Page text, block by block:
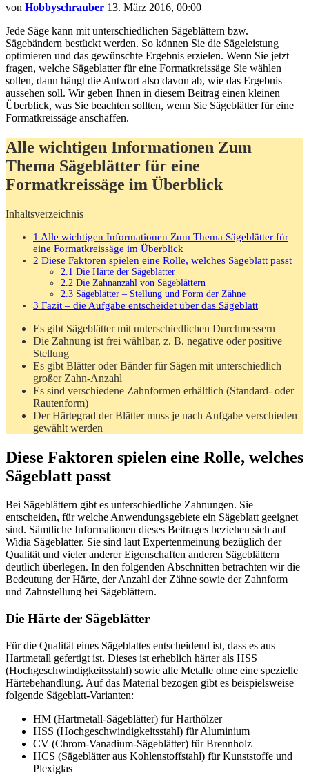
von Hobbyschrauber 13. März 2016, 00:00
Jede Säge kann mit unterschiedlichen Sägeblättern bzw.
Sägebändern bestückt werden. So können Sie die Sägeleistung
optimieren und das gewünschte Ergebnis erzielen. Wenn Sie jetzt
fragen, welche Sägeblatter für eine Formatkreissäge Sie wählen
sollen, dann hängt die Antwort also davon ab, wie das Ergebnis
aussehen soll. Wir geben Ihnen in diesem Beitrag einen kleinen
Überblick, was Sie beachten sollten, wenn Sie Sägeblätter für eine
Formatkreissäge anschaffen.
Alle wichtigen Informationen Zum
Thema Sägeblätter für eine
Formatkreissäge im Überblick
Inhaltsverzeichnis
1 Alle wichtigen Informationen Zum Thema Sägeblätter für
eine Formatkreissäge im Überblick
2 Diese Faktoren spielen eine Rolle, welches Sägeblatt passt
2.1 Die Härte der Sägeblätter
2.2 Die Zahnanzahl von Sägeblättern
2.3 Sägeblätter – Stellung und Form der Zähne
3 Fazit – die Aufgabe entscheidet über das Sägeblatt
Es gibt Sägeblätter mit unterschiedlichen Durchmessern
Die Zahnung ist frei wählbar, z. B. negative oder positive
Stellung
Es gibt Blätter oder Bänder für Sägen mit unterschiedlich
großer Zahn-Anzahl
Es sind verschiedene Zahnformen erhältlich (Standard- oder
Rautenform)
Der Härtegrad der Blätter muss je nach Aufgabe verschieden
gewählt werden
Diese Faktoren spielen eine Rolle, welches
Sägeblatt passt
Bei Sägeblättern gibt es unterschiedliche Zahnungen. Sie
entscheiden, für welche Anwendungsgebiete ein Sägeblatt geeignet
sind. Sämtliche Informationen dieses Beitrages beziehen sich auf
Widia Sägeblatter. Sie sind laut Expertenmeinung bezüglich der
Qualität und vieler anderer Eigenschaften anderen Sägeblättern
deutlich überlegen. In den folgenden Abschnitten betrachten wir die
Bedeutung der Härte, der Anzahl der Zähne sowie der Zahnform
und Zahnstellung bei Sägeblättern.
Die Härte der Sägeblätter
Für die Qualität eines Sägeblattes entscheidend ist, dass es aus
Hartmetall gefertigt ist. Dieses ist erheblich härter als HSS
(Hochgeschwindigkeitsstahl) sowie alle Metalle ohne eine spezielle
Härtebehandlung. Auf das Material bezogen gibt es beispielsweise
folgende Sägeblatt-Varianten:
HM (Hartmetall-Sägeblätter) für Harthölzer
HSS (Hochgeschwindigkeitsstahl) für Aluminium
CV (Chrom-Vanadium-Sägeblätter) für Brennholz
HCS (Sägeblätter aus Kohlenstoffstahl) für Kunststoffe und
Plexiglas